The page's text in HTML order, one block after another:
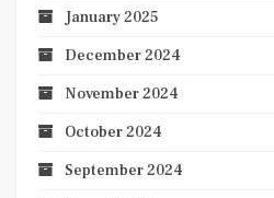
January 2025
December 2024
November 2024
October 2024
September 2024